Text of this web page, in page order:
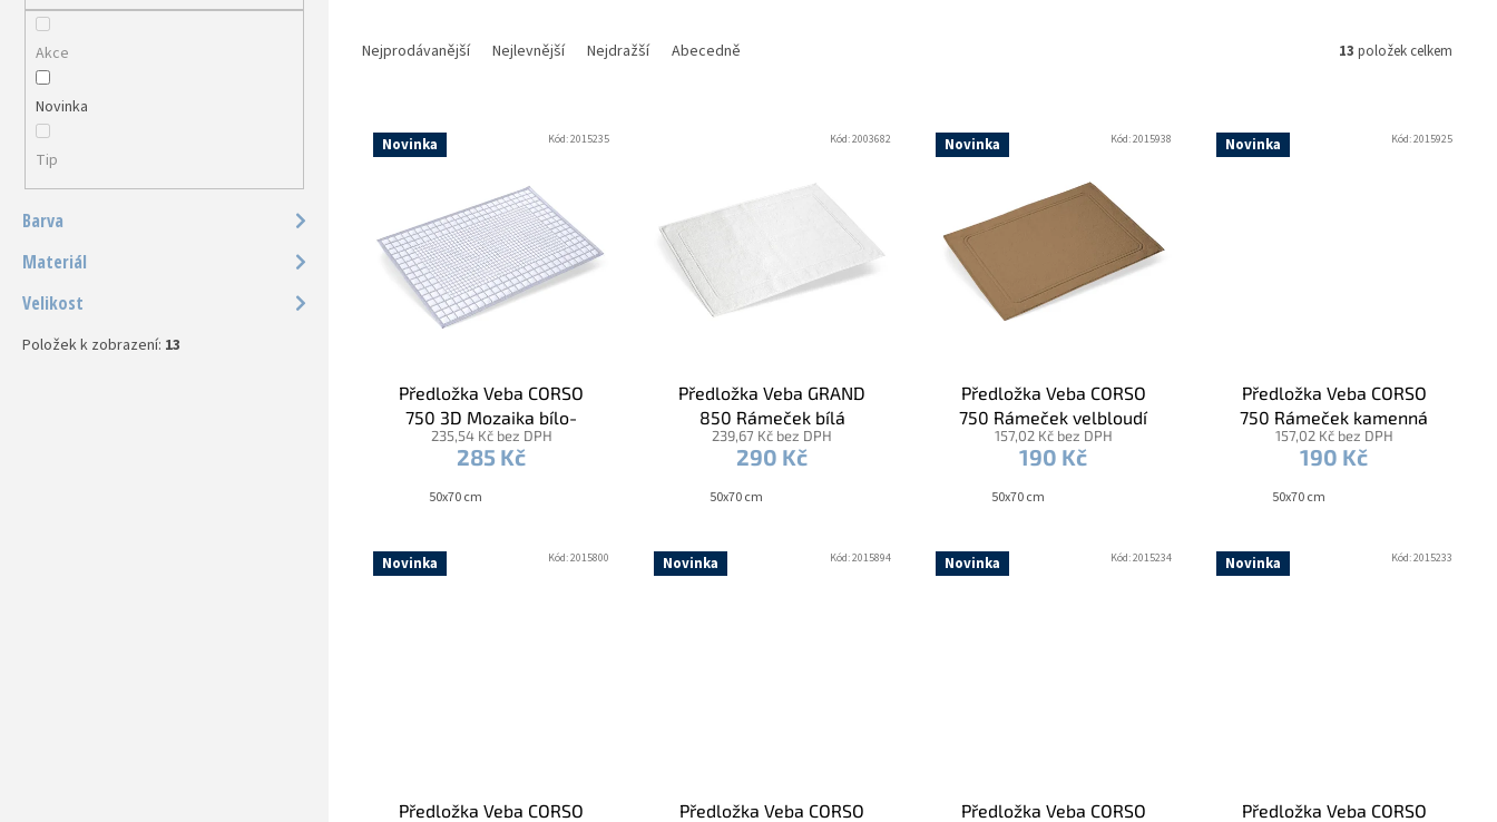
Akce
Novinka
Tip
Barva
Materiál
Velikost
Položek k zobrazení: 13
Nejprodávanější Nejlevnější Nejdražší Abecedně 13 položek celkem
Novinka
Předložka Veba CORSO
750 3D Mozaika bílo-
modrá
235,54 Kč bez DPH
285 Kč
50x70 cm
Kód:2015235
Předložka Veba GRAND
850 Rámeček bílá
239,67 Kč bez DPH
290 Kč
50x70 cm
Kód:2003682 Novinka
Předložka Veba CORSO
750 Rámeček velbloudí
hnědá
157,02 Kč bez DPH
190 Kč
50x70 cm
Kód:2015938 Novinka
Předložka Veba CORSO
750 Rámeček kamenná
šedá
157,02 Kč bez DPH
190 Kč
50x70 cm
Kód:2015925
Novinka
Předložka Veba CORSO
Kód:2015800 Novinka
Předložka Veba CORSO
Kód:2015894 Novinka
Předložka Veba CORSO
Kód:2015234 Novinka
Předložka Veba CORSO
Kód:2015233